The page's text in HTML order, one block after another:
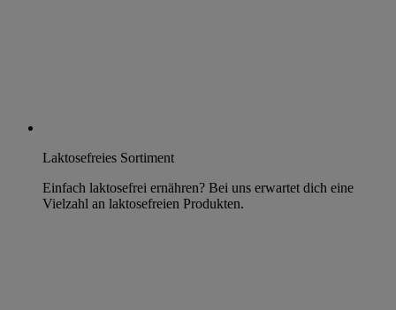
Laktosefreies Sortiment
Einfach laktosefrei ernähren? Bei uns erwartet dich eine
Vielzahl an laktosefreien Produkten.